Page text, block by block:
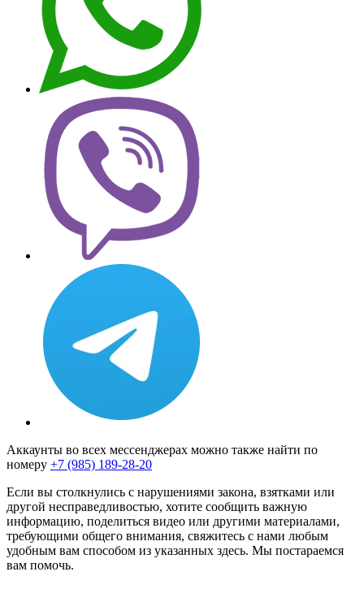
Аккаунты во всех мессенджерах можно также найти по
номеру +7 (985) 189-28-20
Если вы столкнулись с нарушениями закона, взятками или
другой несправедливостью, хотите сообщить важную
информацию, поделиться видео или другими материалами,
требующими общего внимания, свяжитесь с нами любым
удобным вам способом из указанных здесь. Мы постараемся
вам помочь.